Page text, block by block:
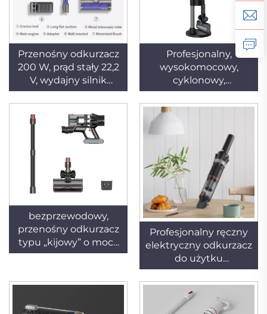
Przenośny odkurzacz
200 W, prąd stały 22,2
V, wydajny silnik
bezszczotkowy,
funkcja suchego
odkurzania, zasilanie
elektryczne do
zastosowań w
hotelach
Profesjonalny,
wysokomocowy,
cyklonowy,
wielofunkcyjny,
akumulatorowy
odkurzacz
produkowany przez
producenta dla
samochodów i
przyczep
kempingowych (RV),
ręczny odkurzacz
bezprzewodowy,
przenośny odkurzacz
typu „kijowy” o mocy
400 W z technologią
domowego,
czyszczenia dywanów
Profesjonalny ręczny
elektryczny odkurzacz
do użytku
samochodowego i
domowego,
akumulatorowy,
uniwersalny (do